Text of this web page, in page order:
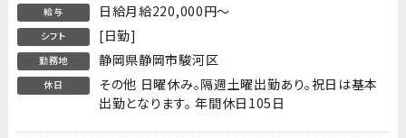
給与 日給月給220,000円～
シフト [日勤]
勤務地 静岡県静岡市駿河区
休日
その他 日曜休み。隔週土曜出勤あり。祝日は基本
出勤となります。 年間休日105日